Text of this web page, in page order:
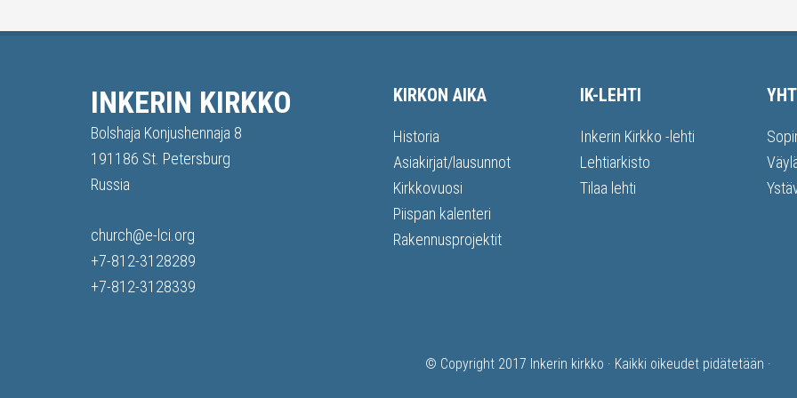
INKERIN KIRKKO
Bolshaja Konjushennaja 8
191186 St. Petersburg
Russia
church@e-lci.org
+7-812-3128289
+7-812-3128339
KIRKON AIKA
Historia
Asiakirjat/lausunnot
Kirkkovuosi
Piispan kalenteri
Rakennusprojektit
IK-LEHTI
Inkerin Kirkko -lehti
Lehtiarkisto
Tilaa lehti
© Copyright 2017 Inkerin kirkko · Kaikki oikeudet pidätetään ·